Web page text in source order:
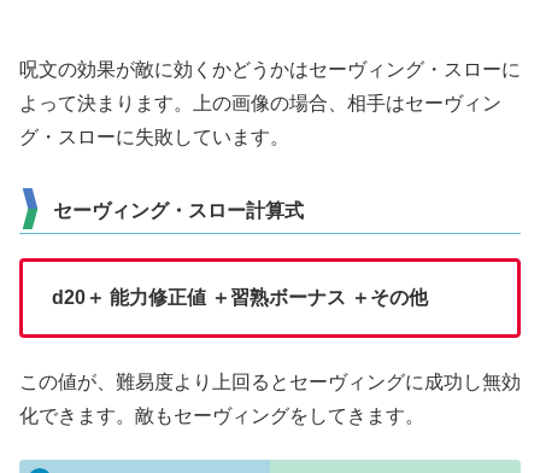
呪文の効果が敵に効くかどうかはセーヴィング・スローに
よって決まります。上の画像の場合、相手はセーヴィン
グ・スローに失敗しています。
セーヴィング・スロー計算式
d20＋ 能力修正値 ＋習熟ボーナス ＋その他
この値が、難易度より上回るとセーヴィングに成功し無効
化できます。敵もセーヴィングをしてきます。